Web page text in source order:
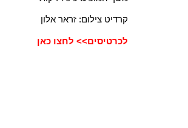
קרדיט צילום: זראר אלון
לכרטיסים>> לחצו כאן